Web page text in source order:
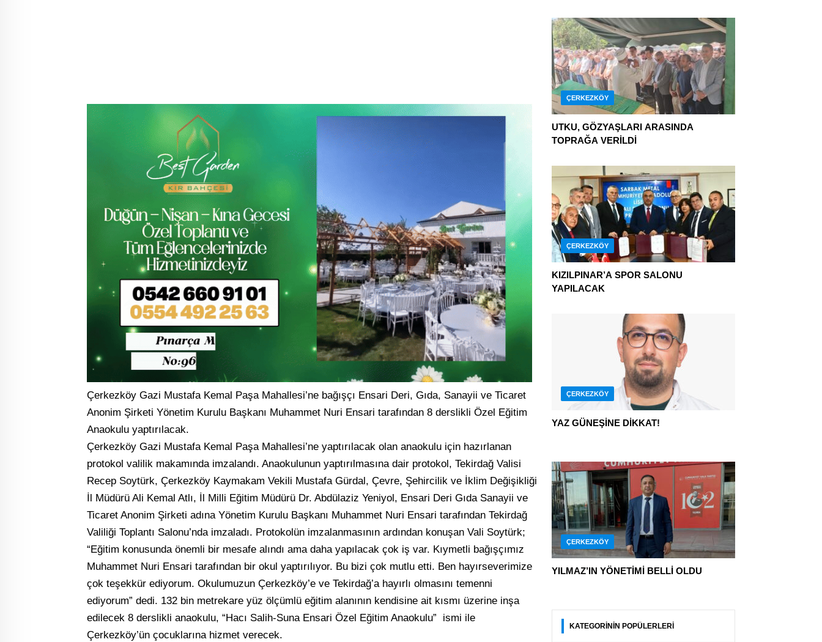
Çerkezköy Gazi Mustafa Kemal Paşa Mahallesi’ne bağışçı Ensari Deri, Gıda, Sanayii ve Ticaret
Anonim Şirketi Yönetim Kurulu Başkanı Muhammet Nuri Ensari tarafından 8 derslikli Özel Eğitim
Anaokulu yaptırılacak.
Çerkezköy Gazi Mustafa Kemal Paşa Mahallesi’ne yaptırılacak olan anaokulu için hazırlanan
protokol valilik makamında imzalandı. Anaokulunun yaptırılmasına dair protokol, Tekirdağ Valisi
Recep Soytürk, Çerkezköy Kaymakam Vekili Mustafa Gürdal, Çevre, Şehircilik ve İklim Değişikliği
İl Müdürü Ali Kemal Atlı, İl Milli Eğitim Müdürü Dr. Abdülaziz Yeniyol, Ensari Deri Gıda Sanayii ve
Ticaret Anonim Şirketi adına Yönetim Kurulu Başkanı Muhammet Nuri Ensari tarafından Tekirdağ
Valiliği Toplantı Salonu’nda imzaladı. Protokolün imzalanmasının ardından konuşan Vali Soytürk;
“Eğitim konusunda önemli bir mesafe alındı ama daha yapılacak çok iş var. Kıymetli bağışçımız
Muhammet Nuri Ensari tarafından bir okul yaptırılıyor. Bu bizi çok mutlu etti. Ben hayırseverimize
çok teşekkür ediyorum. Okulumuzun Çerkezköy’e ve Tekirdağ’a hayırlı olmasını temenni
ediyorum” dedi. 132 bin metrekare yüz ölçümlü eğitim alanının kendisine ait kısmı üzerine inşa
edilecek 8 derslikli anaokulu, “Hacı Salih-Suna Ensari Özel Eğitim Anaokulu” ismi ile
Çerkezköy’ün çocuklarına hizmet verecek.
ÇERKEZKÖY
UTKU, GÖZYAŞLARI ARASINDA
TOPRAĞA VERİLDİ
ÇERKEZKÖY
KIZILPINAR’A SPOR SALONU
YAPILACAK
ÇERKEZKÖY
YAZ GÜNEŞİNE DİKKAT!
ÇERKEZKÖY
YILMAZ’IN YÖNETİMİ BELLİ OLDU
KATEGORİNİN POPÜLERLERİ